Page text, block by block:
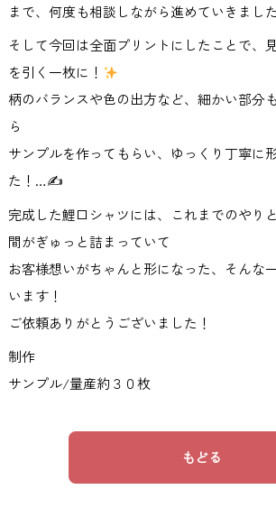
まで、何度も相談しながら進めていきました
そして今回は全面プリントにしたことで、
を引く一枚に！
柄のバランスや色の出方など、細かい部分
ら
サンプルを作ってもらい、ゆっくり丁寧に
た！…✍️
完成した鯉口シャツには、これまでのやり
間がぎゅっと詰まっていて
お客様想いがちゃんと形になった、そんな
います！
ご依頼ありがとうございました！
制作
サンプル/量産約３０枚
もどる